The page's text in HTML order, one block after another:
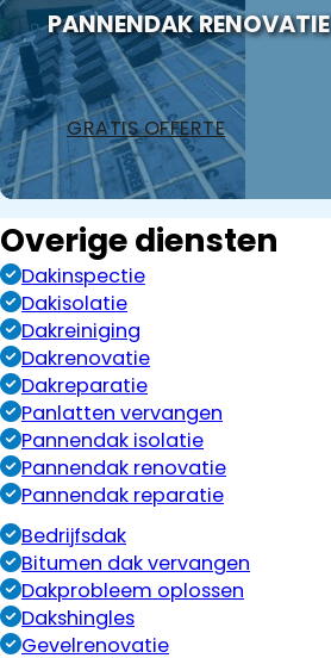
PANNENDAK RENOVATIE
GRATIS OFFERTE
Overige diensten
Dakinspectie
Dakisolatie
Dakreiniging
Dakrenovatie
Dakreparatie
Panlatten vervangen
Pannendak isolatie
Pannendak renovatie
Pannendak reparatie
Bedrijfsdak
Bitumen dak vervangen
Dakprobleem oplossen
Dakshingles
Gevelrenovatie